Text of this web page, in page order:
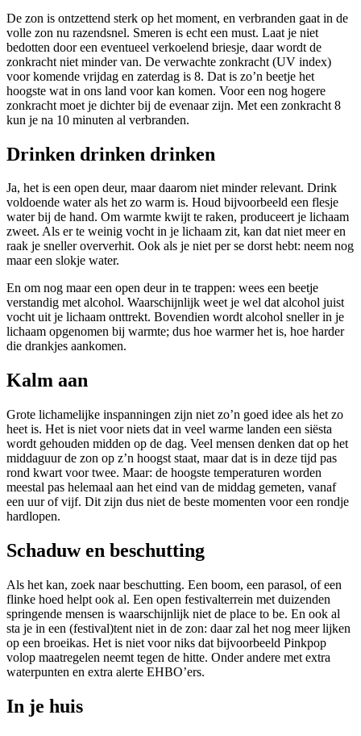
De zon is ontzettend sterk op het moment, en verbranden gaat in de
volle zon nu razendsnel. Smeren is echt een must. Laat je niet
bedotten door een eventueel verkoelend briesje, daar wordt de
zonkracht niet minder van. De verwachte zonkracht (UV index)
voor komende vrijdag en zaterdag is 8. Dat is zo’n beetje het
hoogste wat in ons land voor kan komen. Voor een nog hogere
zonkracht moet je dichter bij de evenaar zijn. Met een zonkracht 8
kun je na 10 minuten al verbranden.
Drinken drinken drinken
Ja, het is een open deur, maar daarom niet minder relevant. Drink
voldoende water als het zo warm is. Houd bijvoorbeeld een flesje
water bij de hand. Om warmte kwijt te raken, produceert je lichaam
zweet. Als er te weinig vocht in je lichaam zit, kan dat niet meer en
raak je sneller oververhit. Ook als je niet per se dorst hebt: neem nog
maar een slokje water.
En om nog maar een open deur in te trappen: wees een beetje
verstandig met alcohol. Waarschijnlijk weet je wel dat alcohol juist
vocht uit je lichaam onttrekt. Bovendien wordt alcohol sneller in je
lichaam opgenomen bij warmte; dus hoe warmer het is, hoe harder
die drankjes aankomen.
Kalm aan
Grote lichamelijke inspanningen zijn niet zo’n goed idee als het zo
heet is. Het is niet voor niets dat in veel warme landen een siësta
wordt gehouden midden op de dag. Veel mensen denken dat op het
middaguur de zon op z’n hoogst staat, maar dat is in deze tijd pas
rond kwart voor twee. Maar: de hoogste temperaturen worden
meestal pas helemaal aan het eind van de middag gemeten, vanaf
een uur of vijf. Dit zijn dus niet de beste momenten voor een rondje
hardlopen.
Schaduw en beschutting
Als het kan, zoek naar beschutting. Een boom, een parasol, of een
flinke hoed helpt ook al. Een open festivalterrein met duizenden
springende mensen is waarschijnlijk niet de place to be. En ook al
sta je in een (festival)tent niet in de zon: daar zal het nog meer lijken
op een broeikas. Het is niet voor niks dat bijvoorbeeld Pinkpop
volop maatregelen neemt tegen de hitte. Onder andere met extra
waterpunten en extra alerte EHBO’ers.
In je huis